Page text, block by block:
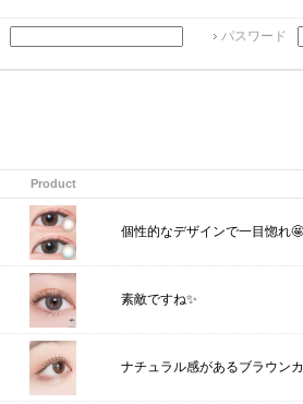
パスワード
Product
個性的なデザインで一目惚れ🤩
素敵ですね✨
ナチュラル感があるブラウン